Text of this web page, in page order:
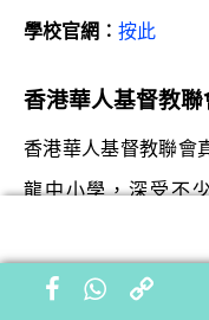
學校官網︰ 按此
香港華人基督教聯
香港華人基督教聯會
龍中小學，深受不